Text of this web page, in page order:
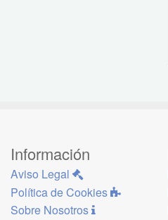
Información
Aviso Legal
Política de Cookies
Sobre Nosotros